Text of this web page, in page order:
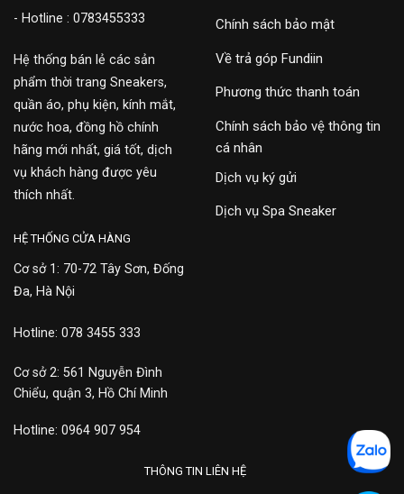
- Hotline : 0783455333
Hệ thống bán lẻ các sản
phẩm thời trang Sneakers,
quần áo, phụ kiện, kính mắt,
nước hoa, đồng hồ chính
hãng mới nhất, giá tốt, dịch
vụ khách hàng được yêu
thích nhất.
Chính sách bảo mật
Về trả góp Fundiin
Phương thức thanh toán
Chính sách bảo vệ thông tin
cá nhân
Dịch vụ ký gửi
Dịch vụ Spa Sneaker
HỆ THỐNG CỬA HÀNG
Cơ sở 1: 70-72 Tây Sơn, Đống
Đa, Hà Nội
Hotline: 078 3455 333
Cơ sở 2: 561 Nguyễn Đình
Chiểu, quận 3, Hồ Chí Minh
Hotline: 0964 907 954
THÔNG TIN LIÊN HỆ